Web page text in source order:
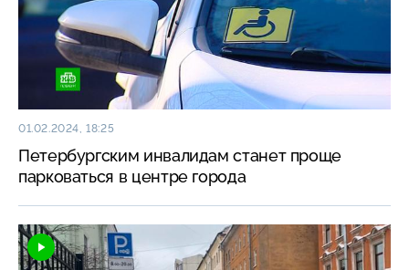
01.02.2024, 18:25
Петербургским инвалидам станет проще
парковаться в центре города